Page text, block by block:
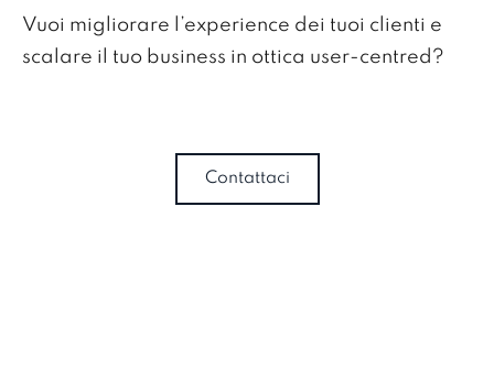
Vuoi migliorare l’experience dei tuoi clienti e
scalare il tuo business in ottica user-centred?
Contattaci